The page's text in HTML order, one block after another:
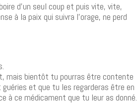
d’un seul coup et puis vite, vite,
à la paix qui suivra l’orage, ne perd
mais bientôt tu pourras être contente
et que tu les regarderas être en
à ce médicament que tu leur as donné.